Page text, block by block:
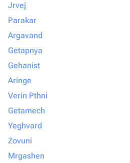
Jrvej
Parakar
Argavand
Getapnya
Gehanist
Aringe
Verin Pthni
Getamech
Yeghvard
Zovuni
Mrgashen